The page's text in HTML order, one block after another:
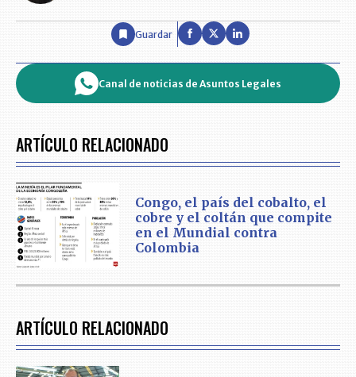
Guardar
Canal de noticias de Asuntos Legales
ARTÍCULO RELACIONADO
Congo, el país del cobalto, el
cobre y el coltán que compite
en el Mundial contra
Colombia
ARTÍCULO RELACIONADO